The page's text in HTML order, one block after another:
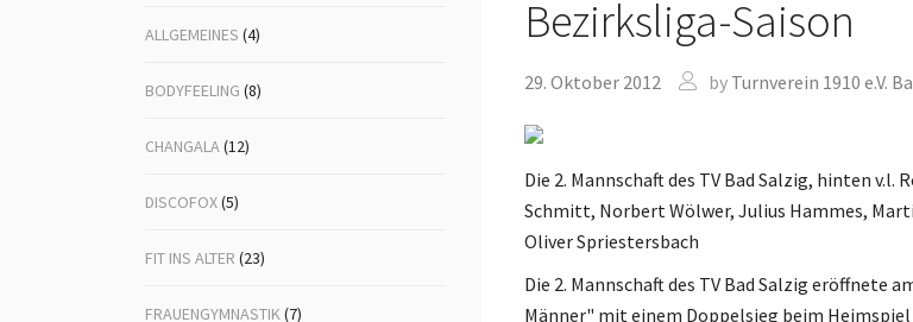
Volleyball Ju-Jutsu
Line Dance
Männer
Nordic-Walking
Power Jumping
Tanzen
Bezirksliga-Saison
29. Oktober 2012 by Turnverein 1910 e.V.
Die 2. Mannschaft des TV Bad Salzig, hinten
Schmitt, Norbert Wölwer, Julius Hammes,
Oliver Spriestersbach
Die 2. Mannschaft des TV Bad Salzig eröffnete
Männer" mit einem Doppelsieg beim Heimspiel
ALLGEMEINES (4)
BODYFEELING (8)
CHANGALA(12)
DISCOFOX(5)
FIT INS ALTER (23)
FRAUENGYMNASTIK(7)